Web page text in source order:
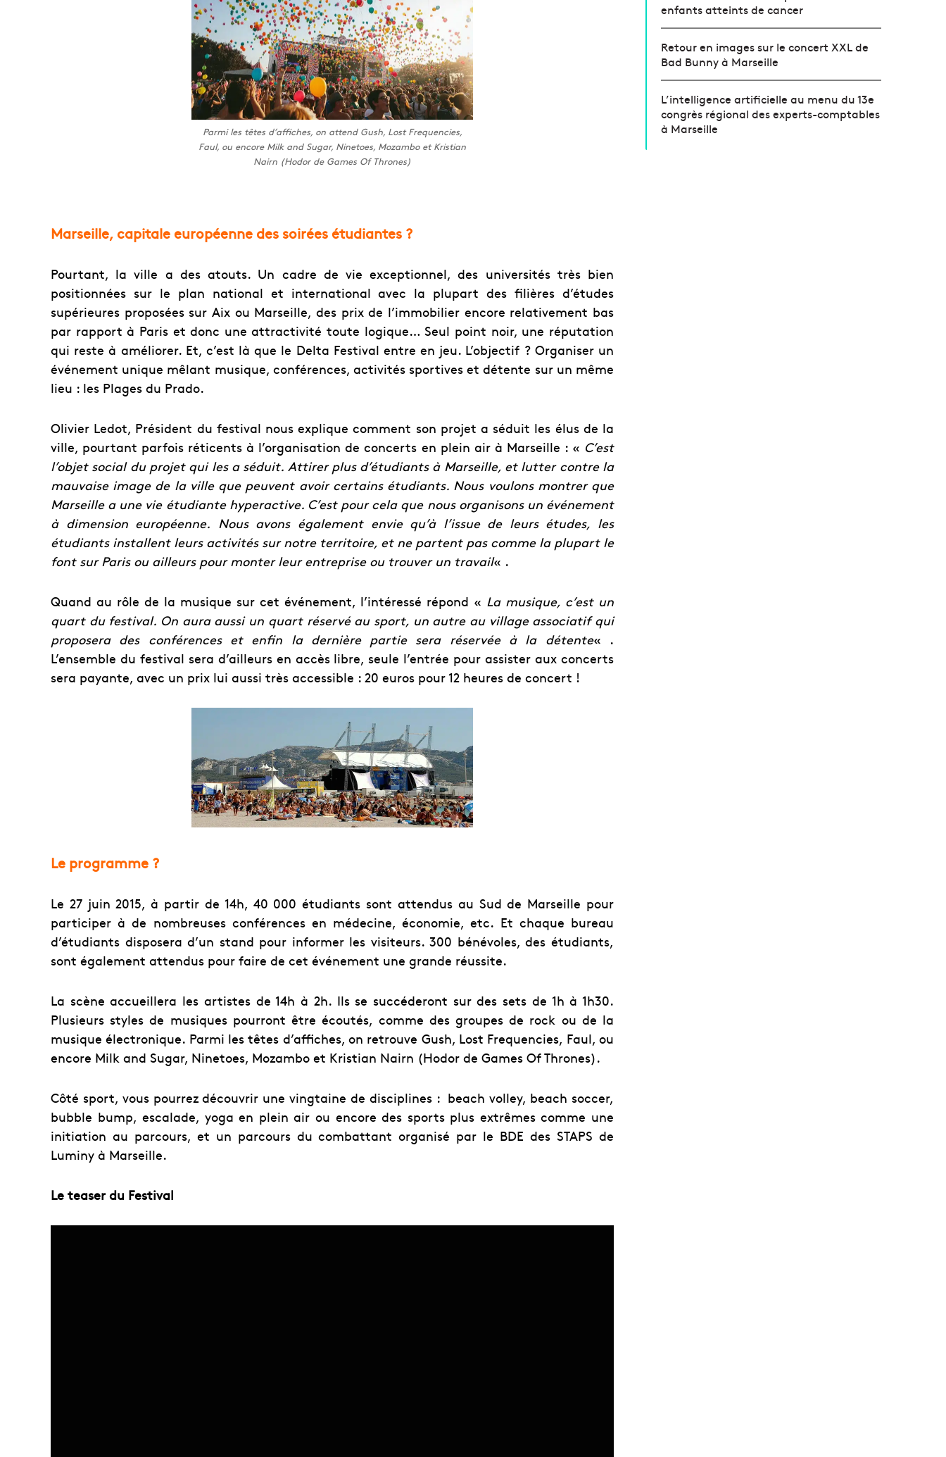
Parmi les têtes d’affiches, on attend Gush, Lost Frequencies,
Faul, ou encore Milk and Sugar, Ninetoes, Mozambo et Kristian
Nairn (Hodor de Games Of Thrones)
Marseille, capitale européenne des soirées étudiantes ?
Pourtant, la ville a des atouts. Un cadre de vie exceptionnel, des universités très bien
positionnées sur le plan national et international avec la plupart des filières d’études
supérieures proposées sur Aix ou Marseille, des prix de l’immobilier encore relativement bas
par rapport à Paris et donc une attractivité toute logique… Seul point noir, une réputation
qui reste à améliorer. Et, c’est là que le Delta Festival entre en jeu. L’objectif ? Organiser un
événement unique mêlant musique, conférences, activités sportives et détente sur un même
lieu : les Plages du Prado.
Olivier Ledot, Président du festival nous explique comment son projet a séduit les élus de la
ville, pourtant parfois réticents à l’organisation de concerts en plein air à Marseille : « C’est
l’objet social du projet qui les a séduit. Attirer plus d’étudiants à Marseille, et lutter contre la
mauvaise image de la ville que peuvent avoir certains étudiants. Nous voulons montrer que
Marseille a une vie étudiante hyperactive. C’est pour cela que nous organisons un événement
à dimension européenne. Nous avons également envie qu’à l’issue de leurs études, les
étudiants installent leurs activités sur notre territoire, et ne partent pas comme la plupart le
font sur Paris ou ailleurs pour monter leur entreprise ou trouver un travail« .
Quand au rôle de la musique sur cet événement, l’intéressé répond « La musique, c’est un
quart du festival. On aura aussi un quart réservé au sport, un autre au village associatif qui
proposera des conférences et enfin la dernière partie sera réservée à la détente« .
L’ensemble du festival sera d’ailleurs en accès libre, seule l’entrée pour assister aux concerts
sera payante, avec un prix lui aussi très accessible : 20 euros pour 12 heures de concert !
Le programme ?
Le 27 juin 2015, à partir de 14h, 40 000 étudiants sont attendus au Sud de Marseille pour
participer à de nombreuses conférences en médecine, économie, etc. Et chaque bureau
d’étudiants disposera d’un stand pour informer les visiteurs. 300 bénévoles, des étudiants,
sont également attendus pour faire de cet événement une grande réussite.
La scène accueillera les artistes de 14h à 2h. Ils se succéderont sur des sets de 1h à 1h30.
Plusieurs styles de musiques pourront être écoutés, comme des groupes de rock ou de la
musique électronique. Parmi les têtes d’affiches, on retrouve Gush, Lost Frequencies, Faul, ou
encore Milk and Sugar, Ninetoes, Mozambo et Kristian Nairn (Hodor de Games Of Thrones).
Côté sport, vous pourrez découvrir une vingtaine de disciplines : beach volley, beach soccer,
bubble bump, escalade, yoga en plein air ou encore des sports plus extrêmes comme une
initiation au parcours, et un parcours du combattant organisé par le BDE des STAPS de
Luminy à Marseille.
Le teaser du Festival
enfants atteints de cancer
Retour en images sur le concert XXL de
Bad Bunny à Marseille
L’intelligence artificielle au menu du 13e
congrès régional des experts-comptables
à Marseille